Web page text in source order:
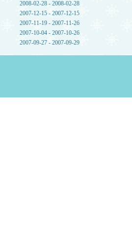
2008-02-28 - 2008-02-28
2007-12-15 - 2007-12-15
2007-11-19 - 2007-11-26
2007-10-04 - 2007-10-26
2007-09-27 - 2007-09-29